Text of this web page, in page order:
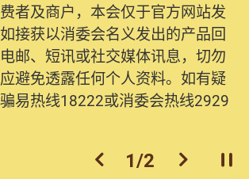
者及商户，本会仅于官方网站发
接获以消委会名义发出的产品回
邮、短讯或社交媒体讯息，切勿
避免透露任何个人资料。如有疑
易热线18222或消委会热线2929
上一个
1/2 下一个开